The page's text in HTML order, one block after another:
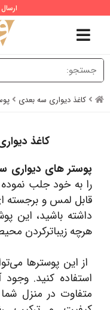
کاغذ دیواری سه بعدی
کاغذ
پوستر های دیواری
را به خود جلب
قابل لمس و برجسته
داشته باشید، این
هرچه زیباترکردن
استفاده کنید.
متفاوت در منزل